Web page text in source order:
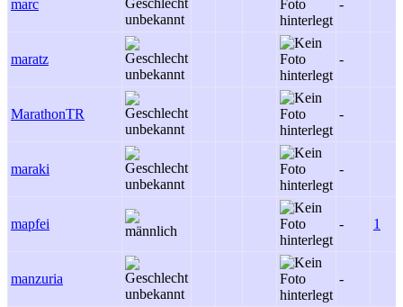
marc -
maratz -
MarathonTR -
maraki -
mapfei - 1
manzuria -